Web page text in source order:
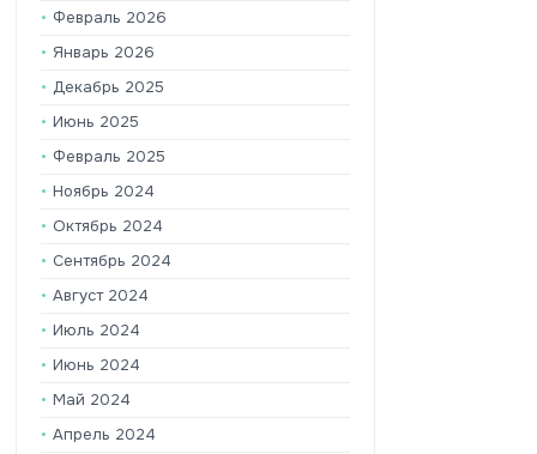
Февраль 2026
Январь 2026
Декабрь 2025
Июнь 2025
Февраль 2025
Ноябрь 2024
Октябрь 2024
Сентябрь 2024
Август 2024
Июль 2024
Июнь 2024
Май 2024
Апрель 2024